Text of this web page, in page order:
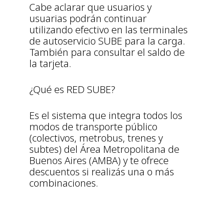
Cabe aclarar que usuarios y
usuarias podrán continuar
utilizando efectivo en las terminales
de autoservicio SUBE para la carga.
También para consultar el saldo de
la tarjeta.
¿Qué es RED SUBE?
Es el sistema que integra todos los
modos de transporte público
(colectivos, metrobus, trenes y
subtes) del Área Metropolitana de
Buenos Aires (AMBA) y te ofrece
descuentos si realizás una o más
combinaciones.